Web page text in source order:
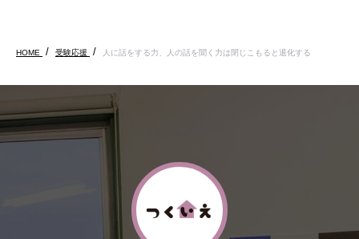
HOME 受験応援 人に話をする力、人の話を聞く力は閉じこもると退化する